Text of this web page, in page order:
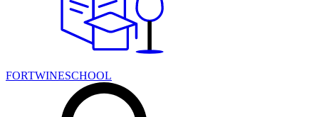
FORTWINESCHOOL